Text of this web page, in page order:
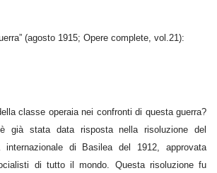
(agosto 1915; Opere complete, vol.21):
classe operaia nei confronti di questa guerra?
già stata data risposta nella risoluzione del
internazionale di Basilea del 1912, approvata
di tutto il mondo. Questa risoluzione fu